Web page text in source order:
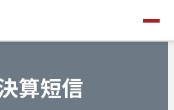
算短信